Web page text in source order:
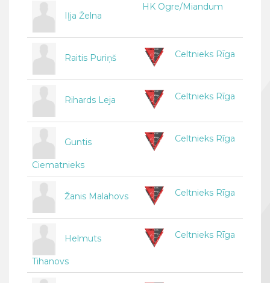
Iļja Želna
HK Ogre/Miandum
Raitis Puriņš Celtnieks Rīga
Rihards Leja Celtnieks Rīga
Guntis
Ciematnieks
Celtnieks Rīga
Žanis Malahovs Celtnieks Rīga
Helmuts
Tihanovs
Celtnieks Rīga